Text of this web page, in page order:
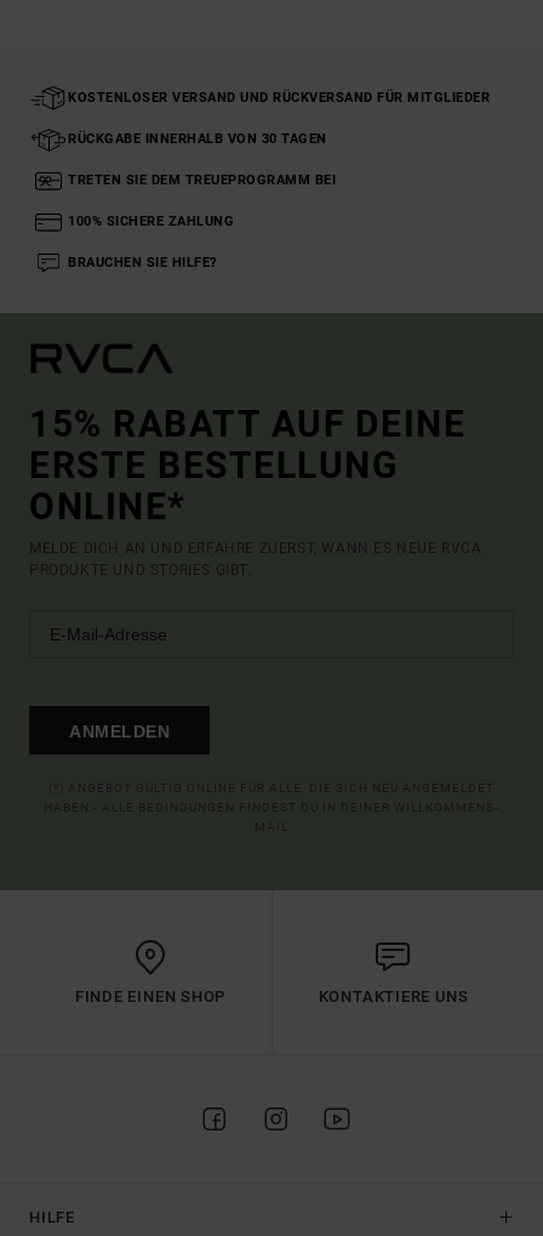
KOSTENLOSER VERSAND UND RÜCKVERSAND FÜR MITGLIEDER
RÜCKGABE INNERHALB VON 30 TAGEN
TRETEN SIE DEM TREUEPROGRAMM BEI
100% SICHERE ZAHLUNG
BRAUCHEN SIE HILFE?
15% RABATT AUF DEINE
ERSTE BESTELLUNG
ONLINE*
MELDE DICH AN UND ERFAHRE ZUERST, WANN ES NEUE RVCA
PRODUKTE UND STORIES GIBT.
ANMELDEN
FINDE EINEN SHOP KONTAKTIERE UNS
HILFE